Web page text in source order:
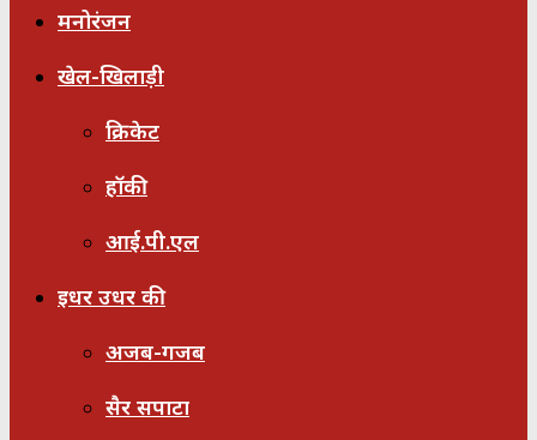
मनोरंजन
खेल-खिलाड़ी
क्रिकेट
हॉकी
आई.पी.एल
इधर उधर की
अजब-गजब
सैर सपाटा